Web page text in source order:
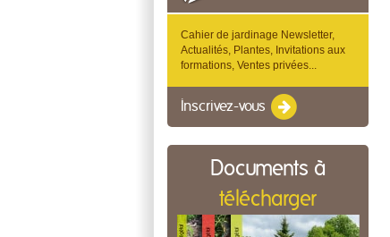
Cahier de jardinage Newsletter,
Actualités, Plantes, Invitations aux
formations, Ventes privées...
Inscrivez-vous
Documents à
télécharger